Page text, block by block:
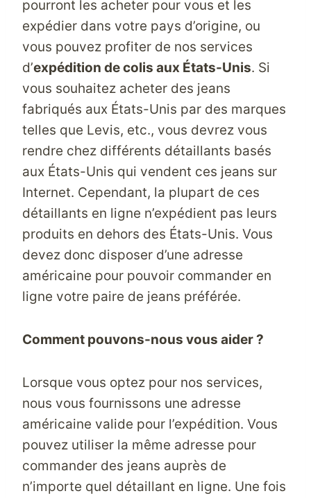
pourront les acheter pour vous et les
expédier dans votre pays d’origine, ou
vous pouvez profiter de nos services
d’expédition de colis aux États-Unis. Si
vous souhaitez acheter des jeans
fabriqués aux États-Unis par des marques
telles que Levis, etc., vous devrez vous
rendre chez différents détaillants basés
aux États-Unis qui vendent ces jeans sur
Internet. Cependant, la plupart de ces
détaillants en ligne n’expédient pas leurs
produits en dehors des États-Unis. Vous
devez donc disposer d’une adresse
américaine pour pouvoir commander en
ligne votre paire de jeans préférée.
Comment pouvons-nous vous aider ?
Lorsque vous optez pour nos services,
nous vous fournissons une adresse
américaine valide pour l’expédition. Vous
pouvez utiliser la même adresse pour
commander des jeans auprès de
n’importe quel détaillant en ligne. Une fois